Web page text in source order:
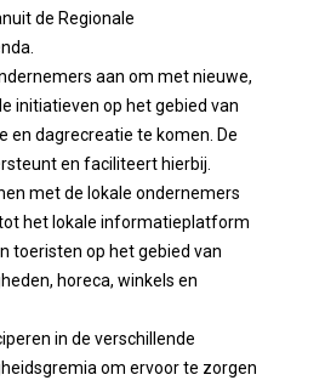
de Regionale
aan om met nieuwe,
initiatieven op het gebied van
en dagrecreatie te komen. De
en faciliteert hierbij.
met de lokale ondernemers
het lokale informatieplatform
toeristen op het gebied van
horeca, winkels en
in de verschillende
om ervoor te zorgen